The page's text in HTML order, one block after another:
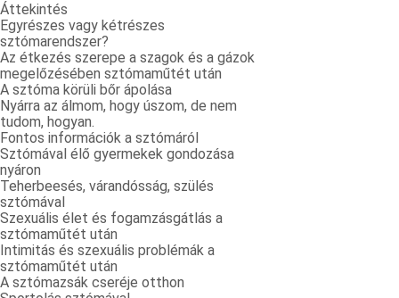
Áttekintés
Egyrészes vagy kétrészes
sztómarendszer?
Az étkezés szerepe a szagok és a gázok
megelőzésében sztómaműtét után
A sztóma körüli bőr ápolása
Nyárra az álmom, hogy úszom, de nem
tudom, hogyan.
Fontos információk a sztómáról
Sztómával élő gyermekek gondozása
nyáron
Teherbeesés, várandósság, szülés
sztómával
Szexuális élet és fogamzásgátlás a
sztómaműtét után
Intimitás és szexuális problémák a
sztómaműtét után
A sztómazsák cseréje otthon